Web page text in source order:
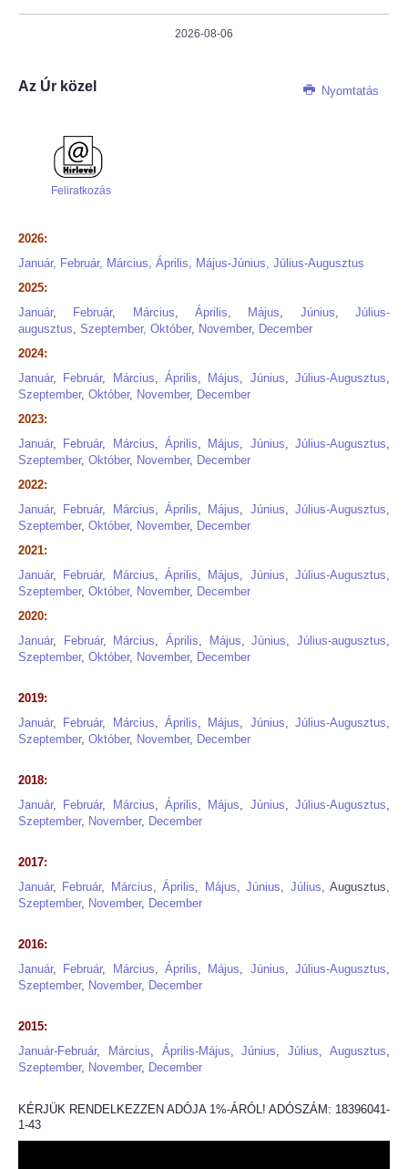
2026-08-06
Nyomtatás
Az Úr közel
Feliratkozás
2026:
Január, Február, Március Április Május-Június Július-Augusztus
2025:
Január, Február, Március ,Április Május Június ,Július-
augusztus Szeptember, Október, November, December
2024:
Január, Február, Március ,Április Május Június ,Július-Augusztus
Szeptember, Október, November, December
2023:
Január, Február, Március ,Április Május Június ,Július-Augusztus
Szeptember, Október, November, December
2022:
Január, Február, Március ,Április Május Június ,Július-Augusztus
Szeptember, Október, November, December
2021:
Január, Február, Március ,Április Május Június ,Július-Augusztus
Szeptember, Október, November, December
2020:
Január, Február, Március ,Április Május ,Június ,Július-augusztus
Szeptember, Október, November, December
2019:
Január, Február, Március ,Április Május Június ,Július-Augusztus
Szeptember, Október, November, December
2018:
Január, Február, Március ,Április Május Június ,Július-Augusztus
Szeptember, November, December
2017:
Január, Február, Március ,Április Május ,Június Július , Augusztus,
Szeptember, November, December
2016:
Január, Február, Március ,Április Május Június ,Július-Augusztus
Szeptember, November, December
2015:
Január-Február, Március Április-Május ,Június ,Július ,Augusztus
Szeptember, November, December
KÉRJÜK RENDELKEZZEN ADÓJA 1%-ÁRÓL! ADÓSZÁM: 18396041-
1-43